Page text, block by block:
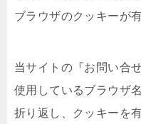
ブラウザのクッキーが
当サイトの『お問い合
使用しているブラウザ
折り返し、クッキーを